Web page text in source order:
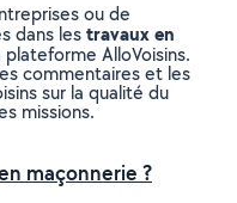
ou de
dans lestravaux en
AlloVoisins.
commentaires et les
sur la qualité du
missions.
maçonnerie ?